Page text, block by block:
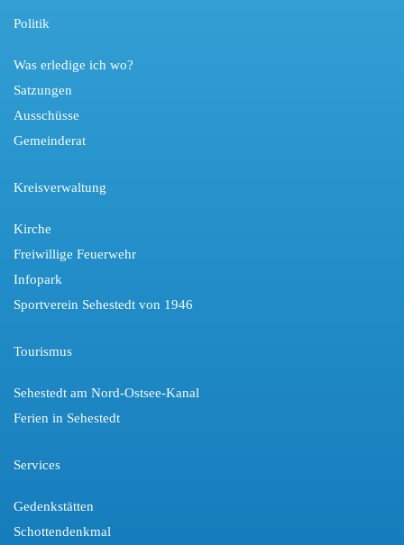
Politik
Was erledige ich wo?
Satzungen
Ausschüsse
Gemeinderat
Kreisverwaltung
Kirche
Freiwillige Feuerwehr
Infopark
Sportverein Sehestedt von 1946
Tourismus
Sehestedt am Nord-Ostsee-Kanal
Ferien in Sehestedt
Services
Gedenkstätten
Schottendenkmal